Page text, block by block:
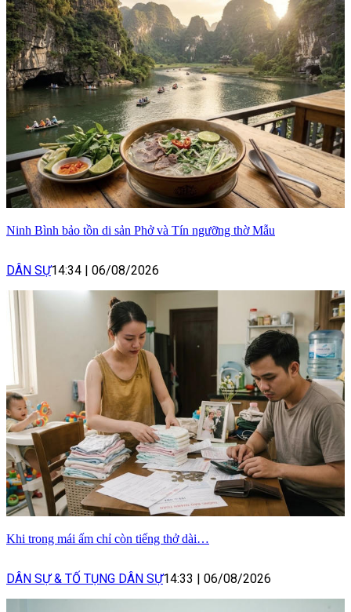
Ninh Bình bảo tồn di sản Phở và Tín ngưỡng thờ Mẫu
DÂN SỰ14:34 06/08/2026
Khi trong mái ấm chỉ còn tiếng thở dài…
DÂN SỰ & TỐ TỤNG DÂN SỰ14:33 06/08/2026